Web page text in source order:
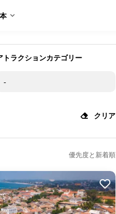
トラクションカテゴリー
クリア
優先度と新着順